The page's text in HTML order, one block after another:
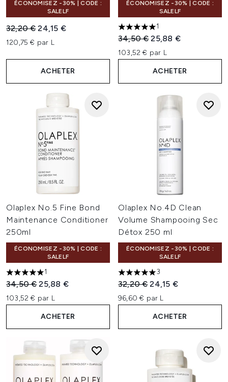
ÉCONOMISEZ -30% | CODE :
SALELF
Prix de vente :
32,20 €Prix ​​actuel :
24,15 €
120,75 € par L
ACHETER
ÉCONOMISEZ -30% | CODE :
SALELF
5 étoiles sur un maximum de
1
Prix de vente :
34,50 €Prix ​​actuel :
25,88 €
103,52 € par L
ACHETER
Olaplex No.5 Fine Bond
Maintenance Conditioner
250ml
ÉCONOMISEZ -30% | CODE :
SALELF
5 étoiles sur un maximum de 5
1
Prix de vente :
34,50 €Prix ​​actuel :
25,88 €
103,52 € par L
ACHETER
Olaplex No.4D Clean
Volume Shampooing Sec
Détox 250 ml
ÉCONOMISEZ -30% | CODE :
SALELF
5 étoiles sur un maximum de
3
Prix de vente :
32,20 €Prix ​​actuel :
24,15 €
96,60 € par L
ACHETER